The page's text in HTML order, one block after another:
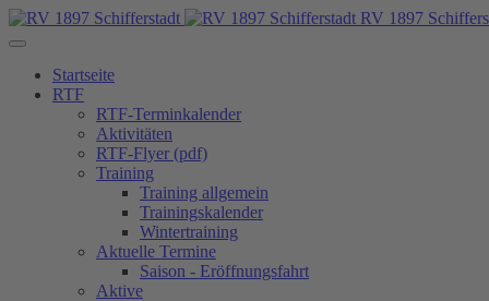
RV 1897
Startseite
RTF
RTF-Terminkalender
Aktivitäten
RTF-Flyer (pdf)
Training
Training allgemein
Trainingskalender
Wintertraining
Aktuelle Termine
Saison - Eröffnungsfahrt
Aktive